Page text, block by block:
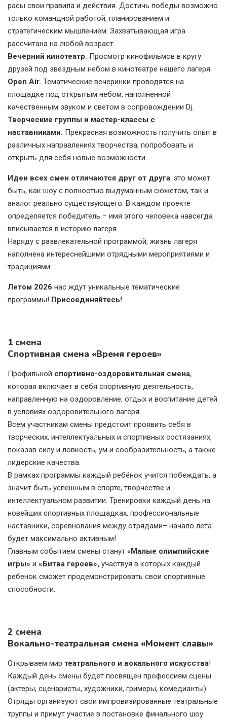
расы свои правила и действия. Достичь победы возможно
только командной работой, планированием и
стратегическим мышлением. Захватывающая игра
рассчитана на любой возраст.
Вечерний кинотеатр. Просмотр кинофильмов в кругу
друзей под звёздным небом в кинотеатре нашего лагеря.
Open Air. Тематические вечеринки проводятся на
площадке под открытым небом, наполненной
качественным звуком и светом в сопровождении Dj.
Творческие группы и мастер-классы с
наставниками. Прекрасная возможность получить опыт в
различных направлениях творчества, попробовать и
открыть для себя новые возможности.
Идеи всех смен отличаются друг от друга: это может
быть, как шоу с полностью выдуманным сюжетом, так и
аналог реально существующего. В каждом проекте
определяется победитель – имя этого человека навсегда
вписывается в историю лагеря.
Наряду с развлекательной программой, жизнь лагеря
наполнена интереснейшими отрядными мероприятиями и
традициями.
Летом 2026 нас ждут уникальные тематические
программы! Присоединяйтесь!
1 смена
Спортивная смена «Время героев»
Профильной спортивно-оздоровительная смена,
которая включает в себя спортивную деятельность,
направленную на оздоровление, отдых и воспитание детей
в условиях оздоровительного лагеря.
Всем участникам смены предстоит проявить себя в
творческих, интеллектуальных и спортивных состязаниях,
показав силу и ловкость, ум и сообразительность, а также
лидерские качества.
В рамках программы каждый ребёнок учится побеждать, а
значит быть успешным в спорте, творчестве и
интеллектуальном развитии. Тренировки каждый день на
новейших спортивных площадках, профессиональные
наставники, соревнования между отрядами– начало лета
будет максимально активным!
Главным событием смены станут «Малые олимпийские
игры» и «Битва героев», участвуя в которых каждый
ребенок сможет продемонстрировать свои спортивные
способности.
2 смена
Вокально-театральная смена «Момент славы»
Открываем мир театрального и вокального искусства!
Каждый день смены будет посвящен профессиям сцены
(актеры, сценаристы, художники, гримеры, комедианты).
Отряды организуют свои импровизированные театральные
труппы и примут участие в постановке финального шоу.